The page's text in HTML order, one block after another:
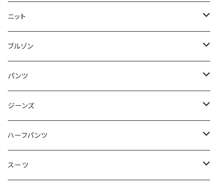
50/XL～
48/L
50/XL～
46/M
48/L
50/XL～
～44/S
46/M
48/L
50/XL～
ニット
～44/S
46/M
48/L
50/XL～
ブルゾン
～44/S
46/M
48/L
50/XL～
パンツ
～44/S
46/M
48/L
ジーンズ
～44/S
46/M
ハーフパンツ
～44/S
スーツ